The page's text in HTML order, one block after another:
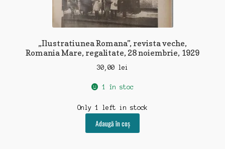
„Ilustratiunea Romana”, revista veche,
Romania Mare, regalitate, 28 noiembrie, 1929
30,00 lei
1 în stoc
Only 1 left in stock
Adaugă în coș